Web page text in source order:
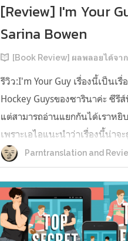
[Review] I'm Your
Sarina Bowen
[Book Review] ผลพลอยได้จากอาการ book hangover
รีวิว:I'm Your Guy เรื่องนี้เป็นเรื่
Hockey Guysของซารินาค่ะ ซีรี
แต่สามารถอ่านแยกกันได้เราห
เพราะเอไอแนะนำว่าเรื่องนี้น่าจะ
มากกว่า555 เรื่องนี้เป็นเรื่องราว
นักกีฬาฮอกกี้ NHL กับ Carter มั
ทอมมาโซเพิ่งโดนเทร...
Parntranslation and